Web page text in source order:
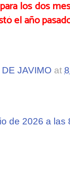
los dos
el año
JAVIMO at
de 2026 a las